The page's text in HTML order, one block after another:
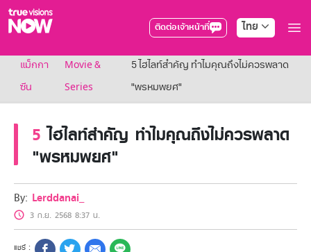
ติดต่อเจ้าหน้าที่ ไทย
True AF2026
แพ็กเกจ
NOW ENT
NOW SPORTS
NOW Muay Thai
แพ็กเกจทรูวิชันส์นาวทั้งหมด
เคเบิลและจานดาวเทียม
สิทธิพิเศษ
สิทธิพิเศษลูกค้าทรูวิชั่นส์
Showtime
HoReCa
แพ็กเกจสำหรับผู้ประกอบการ
แม็กกา
ซีน
Movie &
Series
5 ไฮไลท์สำคัญ ทำไมคุณถึงไม่ควรพลาด
"พรหมพยศ"
5 ไฮไลท์สำคัญ ทำไมคุณถึงไม่ควรพลาด
"พรหมพยศ"
By: Lerddanai_
3 ก.ย. 2568 8:37 น.